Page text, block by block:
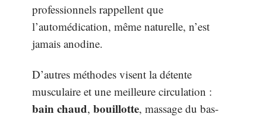
professionnels rappellent que
l’automédication, même naturelle, n’est
jamais anodine.
D’autres méthodes visent la détente
musculaire et une meilleure circulation :
bain chaud, bouillotte, massage du bas-